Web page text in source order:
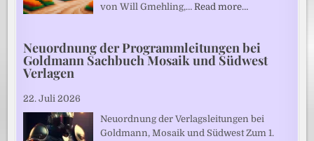
von Will Gmehling,…Read more…
Neuordnung der Programmleitungen bei
Goldmann Sachbuch Mosaik und Südwest
Verlagen
22. Juli 2026
Neuordnung der Verlagsleitungen bei
Goldmann, Mosaik und Südwest Zum 1.